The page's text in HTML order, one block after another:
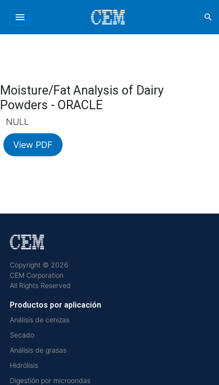
menu search
Moisture/Fat Analysis of Dairy
Powders - ORACLE
NULL
View PDF
Copyright © 2026
CEM Corporation
All Rights Reserved
Productos por aplicación
Análisis de cenizas
Secado
Análisis de grasas
Hidrólisis
Digestión por microondas